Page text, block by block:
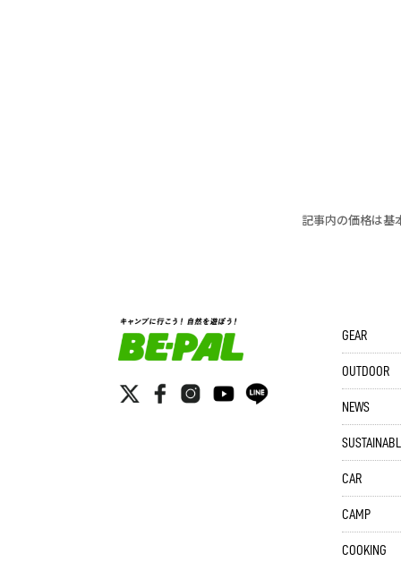
記事内の価格は基
GEAR
OUTDOOR
NEWS
CAR
CAMP
COOKING